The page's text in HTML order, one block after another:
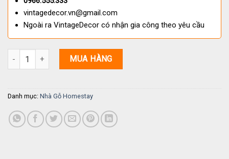
vintagedecor.vn@gmail.com
Ngoài ra VintageDecor có nhận gia công theo yêu cầu
Nhà Gỗ Homestay S49: Thiết Kế Gỗ Thông Tự Nhiên Độc Đáo số
MUA HÀNG
Danh mục: Nhà Gỗ Homestay